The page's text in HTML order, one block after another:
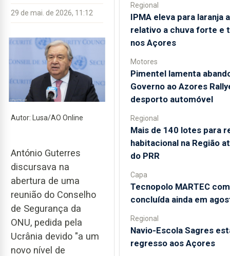
29 de mai. de 2026, 11:12
Autor: Lusa/AO Online
António Guterres
discursava na
abertura de uma
reunião do Conselho
de Segurança da
ONU, pedida pela
Ucrânia devido "a um
novo nível de
Regional
IPMA eleva para laranja
relativo a chuva forte e
nos Açores
Motores
Pimentel lamenta
Governo ao Azores
desporto automóvel
Regional
Mais de 140 lotes para
habitacional na Região
do PRR
Capa
Tecnopolo MARTEC
concluída ainda em
Regional
Navio-Escola Sagres
regresso aos Açores